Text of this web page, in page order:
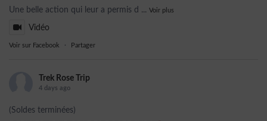
Une belle action qui leur a permis d ... Voir plus
Vidéo
Voir sur Facebook · Partager
Trek Rose Trip
4 days ago
(Soldes terminées)